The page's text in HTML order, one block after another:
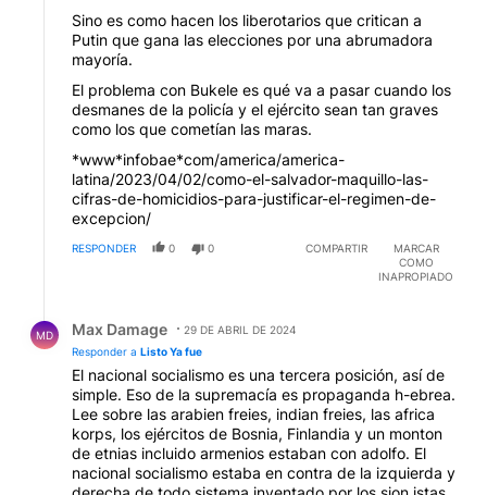
Sino es como hacen los liberotarios que critican a
Putin que gana las elecciones por una abrumadora
mayoría.
El problema con Bukele es qué va a pasar cuando los
desmanes de la policía y el ejército sean tan graves
como los que cometían las maras.
*www*infobae*com/america/america-
latina/2023/04/02/como-el-salvador-maquillo-las-
cifras-de-homicidios-para-justificar-el-regimen-de-
excepcion/
RESPONDER 0 0 COMPARTIR
MARCAR
COMO
INAPROPIADO
MD Max Damage
29 DE ABRIL DE 2024
Responder a Listo Ya fue
El nacional socialismo es una tercera posición, así de
simple. Eso de la supremacía es propaganda h-ebrea.
Lee sobre las arabien freies, indian freies, las africa
korps, los ejércitos de Bosnia, Finlandia y un monton
de etnias incluido armenios estaban con adolfo. El
nacional socialismo estaba en contra de la izquierda y